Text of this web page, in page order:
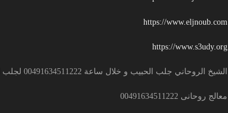
https://www.eljnoub.com
https://www.s3udy.org
الشيخ الروحاني جلب الحبيب و خلال ساعة 00491634511222 لجلب الحبيب
معالج روحانى 00491634511222